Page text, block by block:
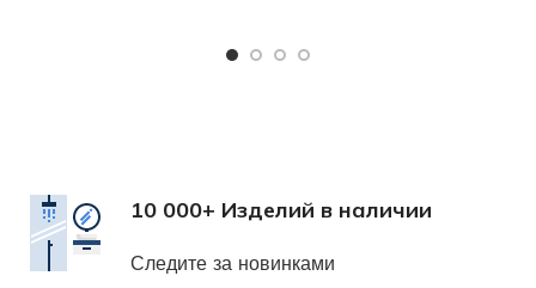
10 000+ Изделий в наличии
Следите за новинками